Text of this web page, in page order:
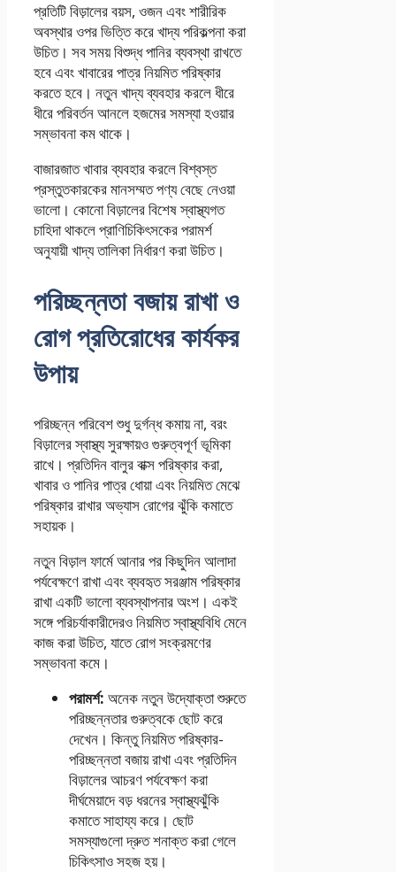
প্রতিটি বিড়ালের বয়স, ওজন এবং শারীরিক
অবস্থার ওপর ভিত্তি করে খাদ্য পরিকল্পনা করা
উচিত। সব সময় বিশুদ্ধ পানির ব্যবস্থা রাখতে
হবে এবং খাবারের পাত্র নিয়মিত পরিষ্কার
করতে হবে। নতুন খাদ্য ব্যবহার করলে ধীরে
ধীরে পরিবর্তন আনলে হজমের সমস্যা হওয়ার
সম্ভাবনা কম থাকে।
বাজারজাত খাবার ব্যবহার করলে বিশ্বস্ত
প্রস্তুতকারকের মানসম্মত পণ্য বেছে নেওয়া
ভালো। কোনো বিড়ালের বিশেষ স্বাস্থ্যগত
চাহিদা থাকলে প্রাণিচিকিৎসকের পরামর্শ
অনুযায়ী খাদ্য তালিকা নির্ধারণ করা উচিত।
পরিচ্ছন্নতা বজায় রাখা ও
রোগ প্রতিরোধের কার্যকর
উপায়
পরিচ্ছন্ন পরিবেশ শুধু দুর্গন্ধ কমায় না, বরং
বিড়ালের স্বাস্থ্য সুরক্ষায়ও গুরুত্বপূর্ণ ভূমিকা
রাখে। প্রতিদিন বালুর বাক্স পরিষ্কার করা,
খাবার ও পানির পাত্র ধোয়া এবং নিয়মিত মেঝে
পরিষ্কার রাখার অভ্যাস রোগের ঝুঁকি কমাতে
সহায়ক।
নতুন বিড়াল ফার্মে আনার পর কিছুদিন আলাদা
পর্যবেক্ষণে রাখা এবং ব্যবহৃত সরঞ্জাম পরিষ্কার
রাখা একটি ভালো ব্যবস্থাপনার অংশ। একই
সঙ্গে পরিচর্যাকারীদেরও নিয়মিত স্বাস্থ্যবিধি মেনে
কাজ করা উচিত, যাতে রোগ সংক্রমণের
সম্ভাবনা কমে।
পরামর্শ: অনেক নতুন উদ্যোক্তা শুরুতে
পরিচ্ছন্নতার গুরুত্বকে ছোট করে
দেখেন। কিন্তু নিয়মিত পরিষ্কার-
পরিচ্ছন্নতা বজায় রাখা এবং প্রতিদিন
বিড়ালের আচরণ পর্যবেক্ষণ করা
দীর্ঘমেয়াদে বড় ধরনের স্বাস্থ্যঝুঁকি
কমাতে সাহায্য করে। ছোট
সমস্যাগুলো দ্রুত শনাক্ত করা গেলে
চিকিৎসাও সহজ হয়।